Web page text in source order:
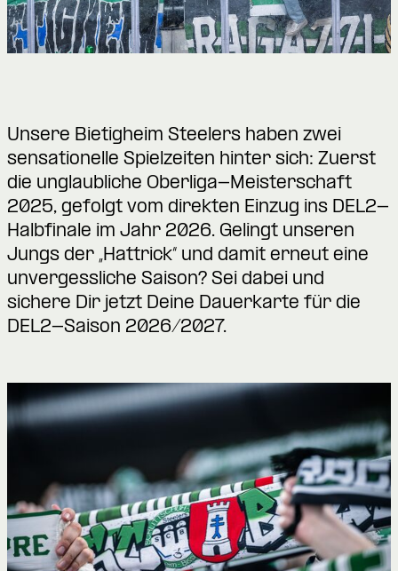
Unsere Bietigheim Steelers haben zwei
sensationelle Spielzeiten hinter sich: Zuerst
die unglaubliche Oberliga-Meisterschaft
2025, gefolgt vom direkten Einzug ins DEL2-
Halbfinale im Jahr 2026. Gelingt unseren
Jungs der „Hattrick“ und damit erneut eine
unvergessliche Saison? Sei dabei und
sichere Dir jetzt Deine Dauerkarte für die
DEL2-Saison 2026/2027.